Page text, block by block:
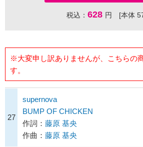
税込： 628 円 [本体
※大変申し訳ありませんが、こちらの
す。
27
supernova
BUMP OF CHICKEN
作詞： 藤原 基央
作曲： 藤原 基央